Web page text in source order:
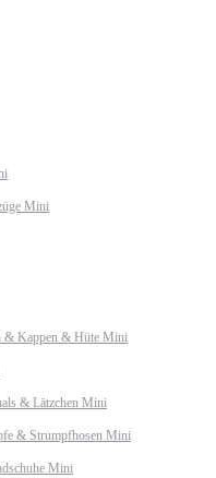
Mini
& Kappen & Hüte Mini
& Lätzchen Mini
& Strumpfhosen Mini
Mini